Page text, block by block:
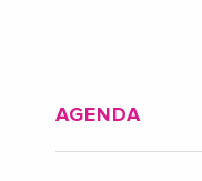
AGENDA